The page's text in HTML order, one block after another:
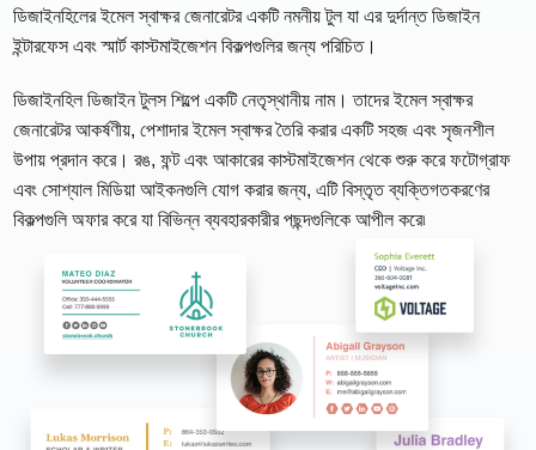
ডিজাইনহিলের ইমেল স্বাক্ষর জেনারেটর একটি নমনীয় টুল যা এর দুর্দান্ত ডিজাইন
ইন্টারফেস এবং স্মার্ট কাস্টমাইজেশন বিকল্পগুলির জন্য পরিচিত।
ডিজাইনহিল ডিজাইন টুলস শিল্পে একটি নেতৃস্থানীয় নাম। তাদের ইমেল স্বাক্ষর
জেনারেটর আকর্ষণীয়, পেশাদার ইমেল স্বাক্ষর তৈরি করার একটি সহজ এবং সৃজনশীল
উপায় প্রদান করে। রঙ, ফন্ট এবং আকারের কাস্টমাইজেশন থেকে শুরু করে ফটোগ্রাফ
এবং সোশ্যাল মিডিয়া আইকনগুলি যোগ করার জন্য, এটি বিস্তৃত ব্যক্তিগতকরণের
বিকল্পগুলি অফার করে যা বিভিন্ন ব্যবহারকারীর পছন্দগুলিকে আপীল করে৷